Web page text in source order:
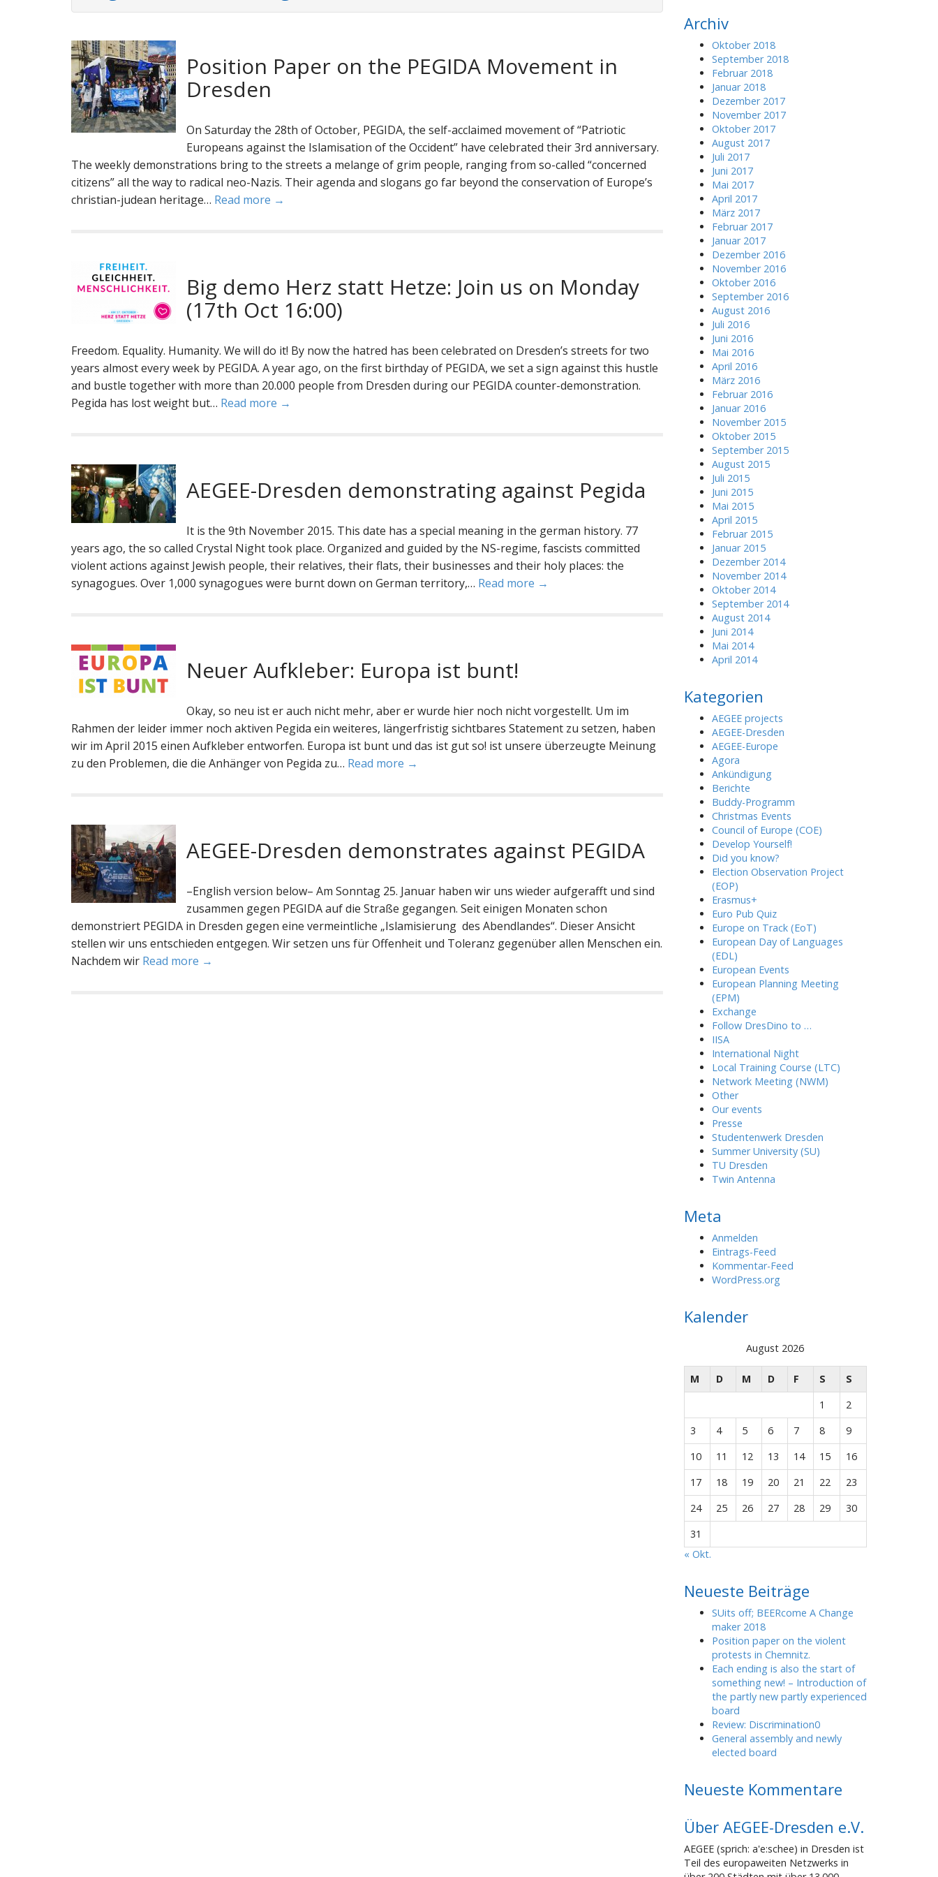
Position Paper on the PEGIDA Movement in
Dresden
On Saturday the 28th of October, PEGIDA, the self-acclaimed movement of “Patriotic
Europeans against the Islamisation of the Occident” have celebrated their 3rd anniversary.
The weekly demonstrations bring to the streets a melange of grim people, ranging from so-called “concerned
citizens” all the way to radical neo-Nazis. Their agenda and slogans go far beyond the conservation of Europe’s
christian-judean heritage… Read more →
Big demo Herz statt Hetze: Join us on Monday
(17th Oct 16:00)
Freedom. Equality. Humanity. We will do it! By now the hatred has been celebrated on Dresden’s streets for two
years almost every week by PEGIDA. A year ago, on the first birthday of PEGIDA, we set a sign against this hustle
and bustle together with more than 20.000 people from Dresden during our PEGIDA counter-demonstration.
Pegida has lost weight but… Read more →
AEGEE-Dresden demonstrating against Pegida
It is the 9th November 2015. This date has a special meaning in the german history. 77
years ago, the so called Crystal Night took place. Organized and guided by the NS-regime, fascists committed
violent actions against Jewish people, their relatives, their flats, their businesses and their holy places: the
synagogues. Over 1,000 synagogues were burnt down on German territory,… Read more →
Neuer Aufkleber: Europa ist bunt!
Okay, so neu ist er auch nicht mehr, aber er wurde hier noch nicht vorgestellt. Um im
Rahmen der leider immer noch aktiven Pegida ein weiteres, längerfristig sichtbares Statement zu setzen, haben
wir im April 2015 einen Aufkleber entworfen. Europa ist bunt und das ist gut so! ist unsere überzeugte Meinung
zu den Problemen, die die Anhänger von Pegida zu… Read more →
AEGEE-Dresden demonstrates against PEGIDA
–English version below– Am Sonntag 25. Januar haben wir uns wieder aufgerafft und sind
zusammen gegen PEGIDA auf die Straße gegangen. Seit einigen Monaten schon
demonstriert PEGIDA in Dresden gegen eine vermeintliche „Islamisierung des Abendlandes“. Dieser Ansicht
stellen wir uns entschieden entgegen. Wir setzen uns für Offenheit und Toleranz gegenüber allen Menschen ein.
Nachdem wir Read more →
c
Archiv
Oktober 2018
September 2018
Februar 2018
Januar 2018
Dezember 2017
November 2017
Oktober 2017
August 2017
Juli 2017
Juni 2017
Mai 2017
April 2017
März 2017
Februar 2017
Januar 2017
Dezember 2016
November 2016
Oktober 2016
September 2016
August 2016
Juli 2016
Juni 2016
Mai 2016
April 2016
März 2016
Februar 2016
Januar 2016
November 2015
Oktober 2015
September 2015
August 2015
Juli 2015
Juni 2015
Mai 2015
April 2015
Februar 2015
Januar 2015
Dezember 2014
November 2014
Oktober 2014
September 2014
August 2014
Juni 2014
Mai 2014
April 2014
Kategorien
AEGEE projects
AEGEE-Dresden
AEGEE-Europe
Agora
Ankündigung
Berichte
Buddy-Programm
Christmas Events
Council of Europe (COE)
Develop Yourself!
Did you know?
Election Observation Project
(EOP)
Erasmus+
Euro Pub Quiz
Europe on Track (EoT)
European Day of Languages
(EDL)
European Events
European Planning Meeting
(EPM)
Exchange
Follow DresDino to …
IISA
International Night
Local Training Course (LTC)
Network Meeting (NWM)
Other
Our events
Presse
Studentenwerk Dresden
Summer University (SU)
TU Dresden
Twin Antenna
Meta
Anmelden
Eintrags-Feed
Kommentar-Feed
WordPress.org
Kalender
August 2026
M D M D F S
S
1
2
3
4 5 6 7 8
9
10
11 12 13 14 15
16
17
18 19 20 21 22
23
24
25 26 27 28 29
30
31
« Okt.
Neueste Beiträge
SUits off; BEERcome A Change
maker 2018
Position paper on the violent
protests in Chemnitz.
Each ending is also the start of
something new! – Introduction of
the partly new partly experienced
board
Review: Discrimination0
General assembly and newly
elected board
Neueste Kommentare
Über AEGEE-Dresden e.V.
AEGEE (sprich: a'e:schee) in Dresden ist
Teil des europaweiten Netzwerks in